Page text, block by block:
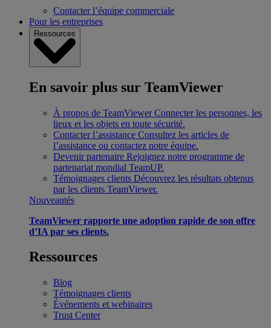
Contacter l’équipe commerciale
Pour les entreprises
Ressources
En savoir plus sur TeamViewer
À propos de TeamViewer Connecter les personnes, les
lieux et les objets en toute sécurité.
Contacter l’assistance Consultez les articles de
l’assistance ou contactez notre équipe.
Devenir partenaire Rejoignez notre programme de
partenariat mondial TeamUP.
Témoignages clients Découvrez les résultats obtenus
par les clients TeamViewer.
Nouveautés
TeamViewer rapporte une adoption rapide de son offre
d’IA par ses clients.
Ressources
Blog
Témoignages clients
Événements et webinaires
Trust Center